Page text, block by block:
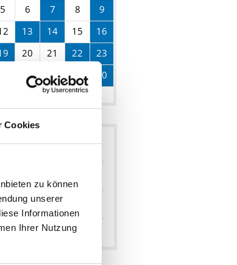
Cookies
zu können
unserer
Informationen
Ihrer Nutzung
5 6 7 8
9
13 14 15
16
20 21 22
23
27 28 29
30